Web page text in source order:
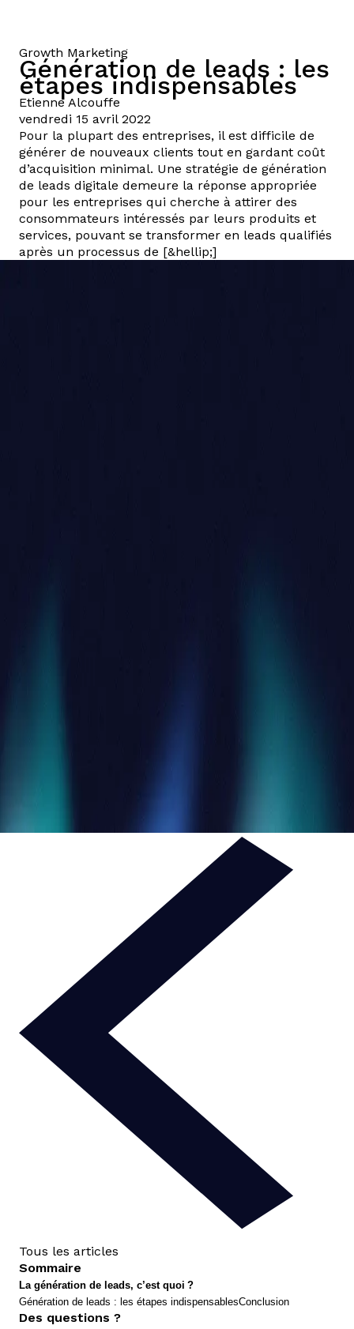
Growth Marketing
Génération de leads : les
étapes indispensables
Etienne Alcouffe
vendredi 15 avril 2022
Pour la plupart des entreprises, il est difficile de
générer de nouveaux clients tout en gardant coût
d’acquisition minimal. Une stratégie de génération
de leads digitale demeure la réponse appropriée
pour les entreprises qui cherche à attirer des
consommateurs intéressés par leurs produits et
services, pouvant se transformer en leads qualifiés
après un processus de [&hellip;]
Tous les articles
Sommaire
La génération de leads, c’est quoi ?
Génération de leads : les étapes indispensablesConclusion
Des questions ?